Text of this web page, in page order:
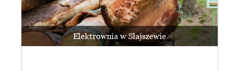
Elektrownia w Słajszewie